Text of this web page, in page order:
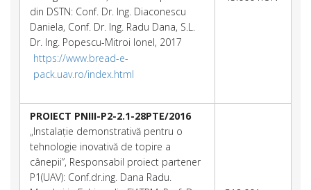
din DSTN: Conf. Dr. Ing. Diaconescu
Daniela, Conf. Dr. Ing. Radu Dana, S.L.
Dr. Ing. Popescu-Mitroi Ionel, 2017
https://www.bread-e-
pack.uav.ro/index.html
PROIECT PNIII-P2-2.1-28PTE/2016
„Instalație demonstrativă pentru o
tehnologie inovativă de topire a
cânepii”, Responsabil proiect partener
P1(UAV): Conf.dr.ing. Dana Radu.